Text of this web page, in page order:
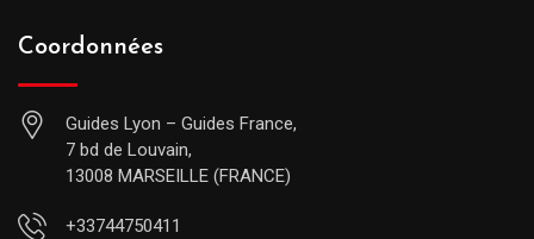
Coordonnées
Guides Lyon – Guides France,
7 bd de Louvain,
13008 MARSEILLE (FRANCE)
+33744750411